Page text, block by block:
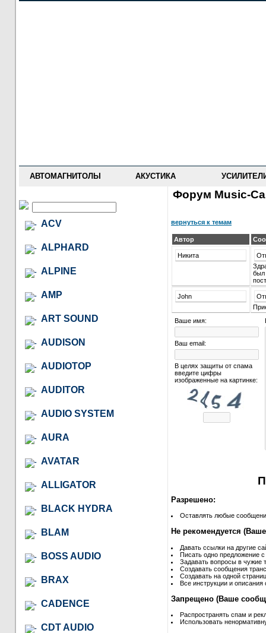
АВТОМАГНИТОЛЫ АКУСТИКА
ACV
ALPHARD
ALPINE
AMP
ART SOUND
AUDISON
AUDIOTOP
AUDITOR
AUDIO SYSTEM
AURA
AVATAR
ALLIGATOR
BLACK HYDRA
BLAM
BOSS AUDIO
BRAX
CADENCE
CDT AUDIO
Форум Music-
вернуться к темам
Автор
Никита
был
John
Ваше имя:
Ваш email:
В целях защиты от спама
введите цифры
изображенные на картинке:
Разрешено:
Оставлять любые
Не рекомендуется
Давать ссылки на другие
Писать одно предложение
Задавать вопросы в чужие
Создавать сообщения
Создавать на одной
Все инструкции и описания
Запрещено (Ваше
Распространять спам и
Использовать